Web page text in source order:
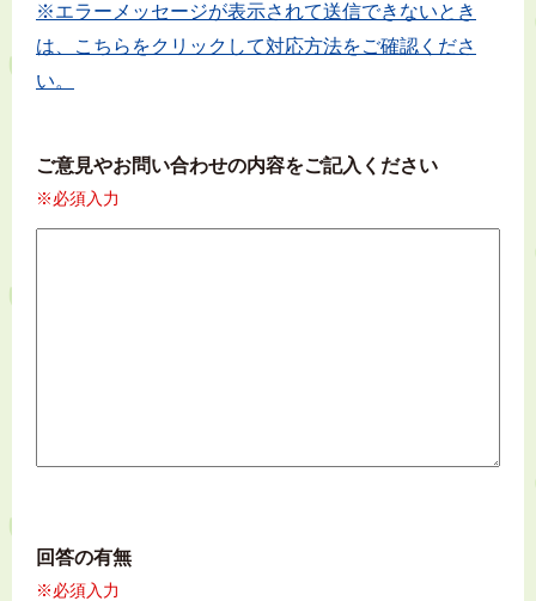
※エラーメッセージが表示されて送信できないとき
は、こちらをクリックして対応方法をご確認くださ
い。
ご意見やお問い合わせの内容をご記入ください
※必須入力
回答の有無
※必須入力